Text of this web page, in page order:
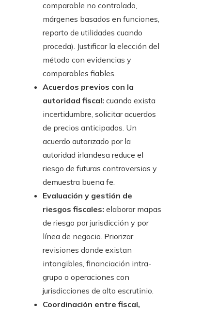
comparable no controlado,
márgenes basados en funciones,
reparto de utilidades cuando
proceda). Justificar la elección del
método con evidencias y
comparables fiables.
Acuerdos previos con la
autoridad fiscal: cuando exista
incertidumbre, solicitar acuerdos
de precios anticipados. Un
acuerdo autorizado por la
autoridad irlandesa reduce el
riesgo de futuras controversias y
demuestra buena fe.
Evaluación y gestión de
riesgos fiscales: elaborar mapas
de riesgo por jurisdicción y por
línea de negocio. Priorizar
revisiones donde existan
intangibles, financiación intra-
grupo o operaciones con
jurisdicciones de alto escrutinio.
Coordinación entre fiscal,